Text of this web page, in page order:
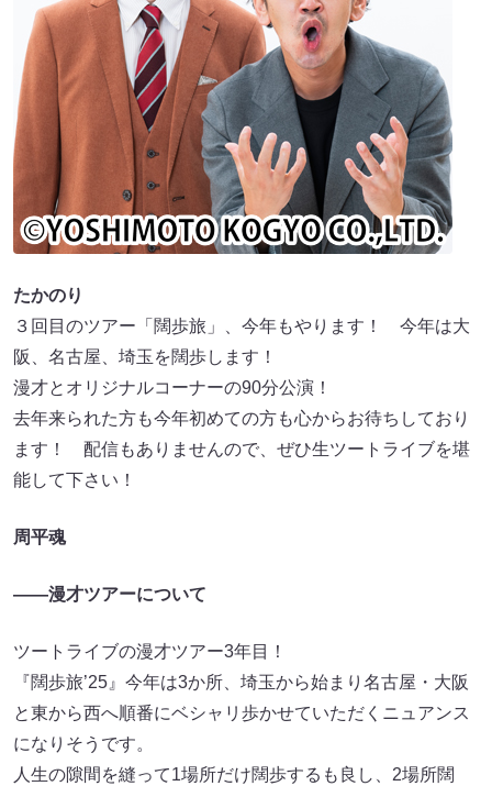
たかのり
３回目のツアー「闊歩旅」、今年もやります！ 今年は大
阪、名古屋、埼玉を闊歩します！
漫才とオリジナルコーナーの90分公演！
去年来られた方も今年初めての方も心からお待ちしており
ます！ 配信もありませんので、ぜひ生ツートライブを堪
能して下さい！
周平魂
――漫才ツアーについて
ツートライブの漫才ツアー3年目！
『闊歩旅’25』今年は3か所、埼玉から始まり名古屋・大阪
と東から西へ順番にベシャリ歩かせていただくニュアンス
になりそうです。
人生の隙間を縫って1場所だけ闊歩するも良し、2場所闊